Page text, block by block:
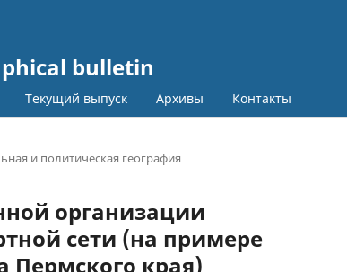
bulletin
Текущий выпуск Архивы Контакты
и политическая география
организации
сети (на примере
Пермского края)